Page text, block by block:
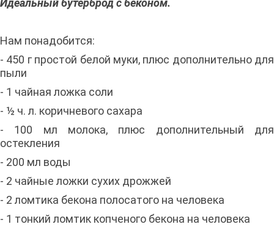
Идеальный бутерброд с беконом.
Нам понадобится:
- 450 г простой белой муки, плюс дополнительно для
пыли
- 1 чайная ложка соли
- ½ ч. л. коричневого сахара
- 100 мл молока, плюс дополнительный для
остекления
- 200 мл воды
- 2 чайные ложки сухих дрожжей
- 2 ломтика бекона полосатого на человека
- 1 тонкий ломтик копченого бекона на человека